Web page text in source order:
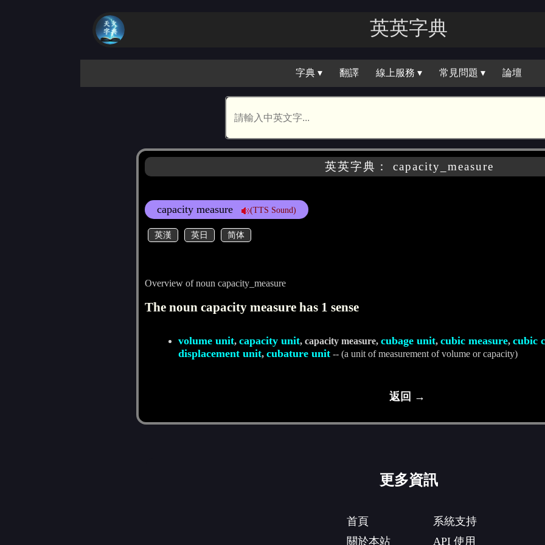
英英字典
字典 ▾ 翻譯 線上服務 ▾ 常見問題 ▾ 論壇
英英字典： capacity_measure
capacity measure (TTS Sound)
英漢 英日 简体
Overview of noun capacity_measure
The noun capacity measure has 1 sense
volume unit, capacity unit, capacity measure, cubage unit, cubic measure, cubic
displacement unit, cubature unit-- (a unit of measurement of volume or capacity)
返回 →
更多資訊
首頁
關於本站
系統支持
API 使用